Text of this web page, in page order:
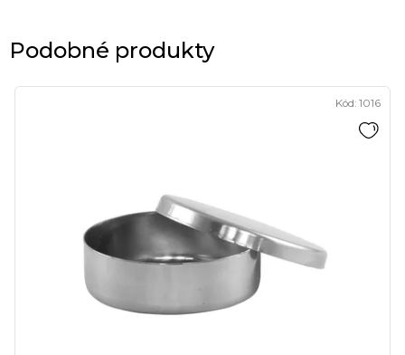
Podobné produkty
Kód: 1016